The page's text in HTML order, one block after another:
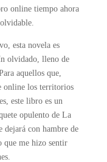
online​ tiempo ahora
esta novela es
olvidado, lleno de
aquellos que,
online los territorios
este libro es un
opulento de La
dejará con hambre de
me hizo sentir